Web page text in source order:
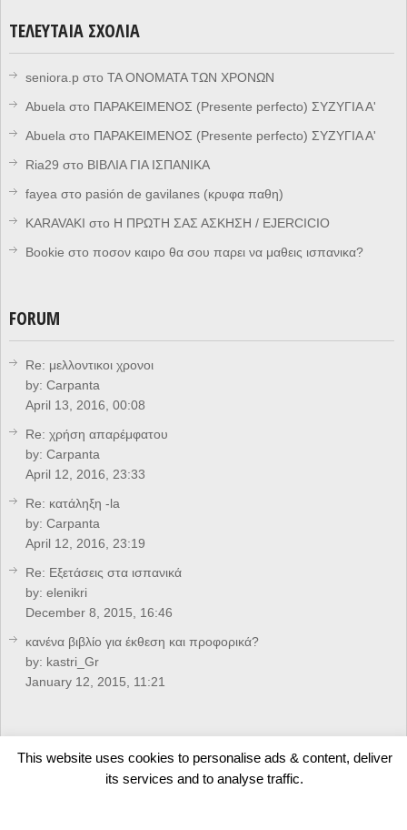
ΤΕΛΕΥΤΑΊΑ ΣΧΌΛΙΑ
seniora.p στο ΤΑ ΟΝΟΜΑΤΑ ΤΩΝ ΧΡΟΝΩΝ
Abuela στο ΠΑΡΑΚΕΙΜΕΝΟΣ (Presente perfecto) ΣΥΖΥΓΙΑ Α'
Abuela στο ΠΑΡΑΚΕΙΜΕΝΟΣ (Presente perfecto) ΣΥΖΥΓΙΑ Α'
Ria29 στο ΒΙΒΛΙΑ ΓΙΑ ΙΣΠΑΝΙΚΑ
fayea στο pasión de gavilanes (κρυφα παθη)
KARAVAKI στο Η ΠΡΩΤΗ ΣΑΣ ΑΣΚΗΣΗ / EJERCICIO
Bookie στο ποσον καιρο θα σου παρει να μαθεις ισπανικα?
FORUM
Re: μελλοντικοι χρονοι
by: Carpanta
April 13, 2016, 00:08
Re: χρήση απαρέμφατου
by: Carpanta
April 12, 2016, 23:33
Re: κατάληξη -la
by: Carpanta
April 12, 2016, 23:19
Re: Eξετάσεις στα ισπανικά
by: elenikri
December 8, 2015, 16:46
κανένα βιβλίο για έκθεση και προφορικά?
by: kastri_Gr
January 12, 2015, 11:21
CREDITS
This website uses cookies to personalise ads & content, deliver
its services and to analyse traffic.